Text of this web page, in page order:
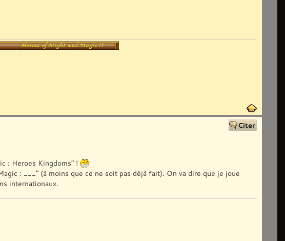
: Heroes Kingdoms" !
: ___" (à moins que ce ne soit pas déjà fait). On va dire que je joue
internationaux.